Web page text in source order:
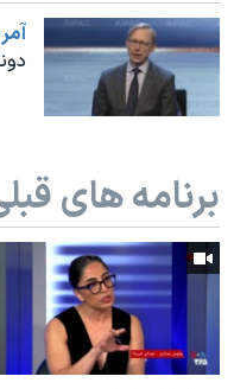
نرگس محمدی برنده جایزه
همایش محافظه‌کاران
سفر پرزیدنت ترامپ به چین
برنامه های